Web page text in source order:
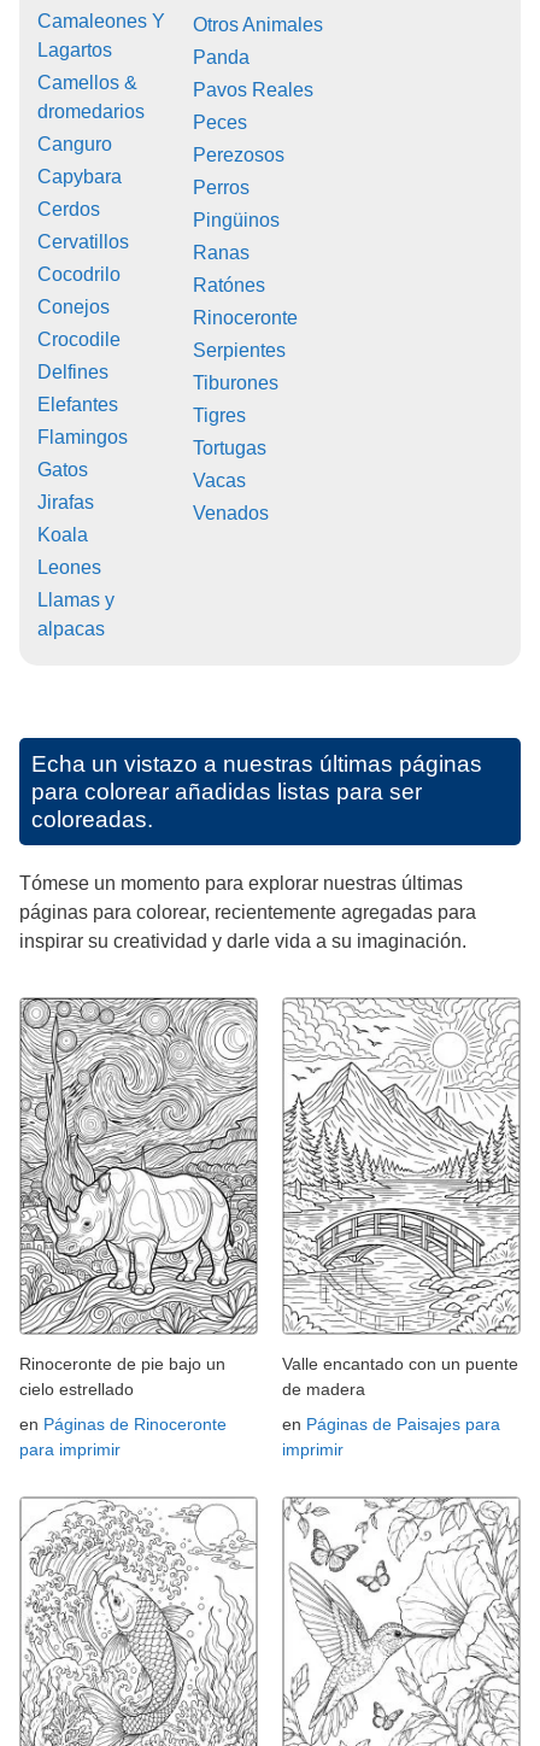
Camaleones Y
Lagartos
Camellos &
dromedarios
Canguro
Capybara
Cerdos
Cervatillos
Cocodrilo
Conejos
Crocodile
Delfines
Elefantes
Flamingos
Gatos
Jirafas
Koala
Leones
Llamas y
alpacas
Otros Animales
Panda
Pavos Reales
Peces
Perezosos
Perros
Pingüinos
Ranas
Ratónes
Rinoceronte
Serpientes
Tiburones
Tigres
Tortugas
Vacas
Venados
Echa un vistazo a nuestras últimas páginas
para colorear añadidas listas para ser
coloreadas.
Tómese un momento para explorar nuestras últimas
páginas para colorear, recientemente agregadas para
inspirar su creatividad y darle vida a su imaginación.
Rinoceronte de pie bajo un
cielo estrellado
en Páginas de Rinoceronte
para imprimir
Valle encantado con un puente
de madera
en Páginas de Paisajes para
imprimir